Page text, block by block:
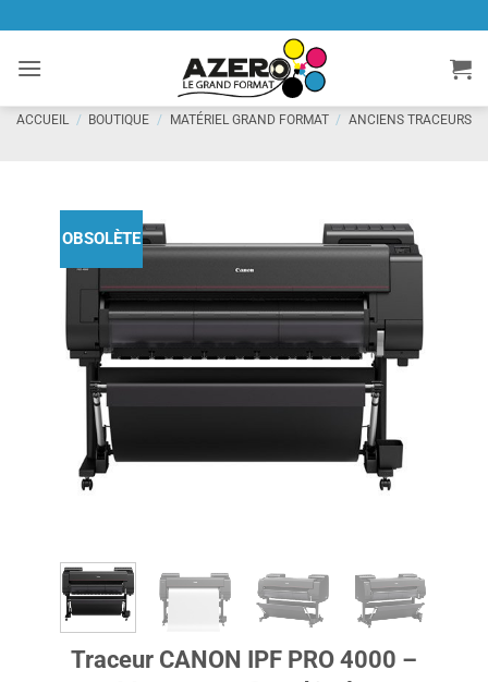
contenu
ACCUEIL / BOUTIQUE / MATÉRIEL GRAND FORMAT / ANCIENS TRACEURS
OBSOLÈTE
Traceur CANON IPF PRO 4000 –